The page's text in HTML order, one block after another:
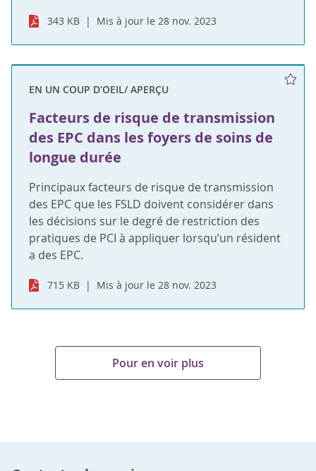
343 KB Mis à jour le 28 nov. 2023
EN UN COUP D'OEIL/ APERÇU
Facteurs de risque de transmission
des EPC dans les foyers de soins de
longue durée
Principaux facteurs de risque de transmission
des EPC que les FSLD doivent considérer dans
les décisions sur le degré de restriction des
pratiques de PCI à appliquer lorsqu’un résident
a des EPC.
715 KB Mis à jour le 28 nov. 2023
Pour en voir plus